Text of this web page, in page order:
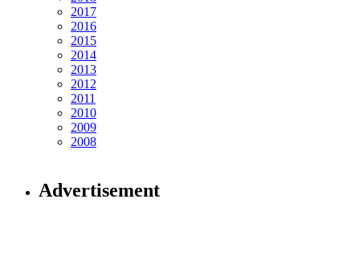
2017
2016
2015
2014
2013
2012
2011
2010
2009
2008
Advertisement